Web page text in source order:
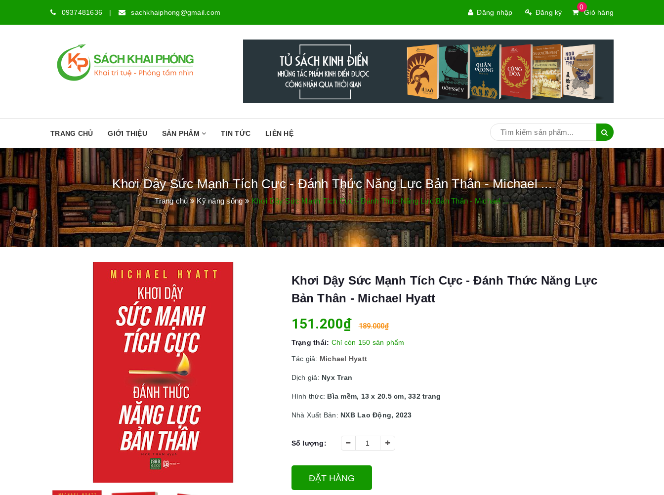
0937481636 | sachkhaiphong@gmail.com
0
Giỏ hàng
Đăng nhập Đăng ký
TRANG CHỦ GIỚI THIỆU SẢN PHẨM TIN TỨC LIÊN HỆ
Khơi Dậy Sức Mạnh Tích Cực - Đánh Thức Năng Lực Bản Thân - Michael ...
Trang chủ Kỹ năng sống Khơi Dậy Sức Mạnh Tích Cực - Đánh Thức Năng Lực Bản Thân - Michael ...
Khơi Dậy Sức Mạnh Tích Cực - Đánh Thức Năng Lực
Bản Thân - Michael Hyatt
151.200₫ 189.000₫
Trạng thái: Chỉ còn 150 sản phẩm
Tác giả: Michael Hyatt
Dịch giả: Nyx Tran
Hình thức: Bìa mềm, 13 x 20.5 cm, 332 trang
Nhà Xuất Bản: NXB Lao Động, 2023
Số lượng:
ĐẶT HÀNG